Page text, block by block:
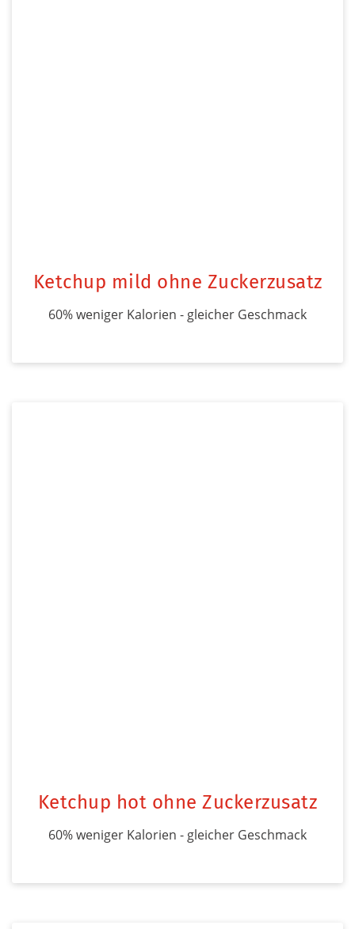
Ketchup mild ohne Zuckerzusatz
60% weniger Kalorien - gleicher Geschmack
Ketchup hot ohne Zuckerzusatz
60% weniger Kalorien - gleicher Geschmack